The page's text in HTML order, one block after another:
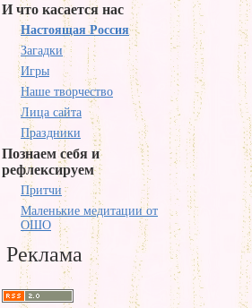
И что касается нас
Настоящая Россия
Загадки
Игры
Наше творчество
Лица сайта
Праздники
Познаем себя и
рефлексируем
Притчи
Маленькие медитации от
ОШО
Реклама